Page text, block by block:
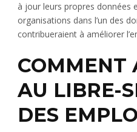
à jour leurs propres données
organisations dans l’un des
contribueraient à améliorer
COMMENT
AU LIBRE-
DES